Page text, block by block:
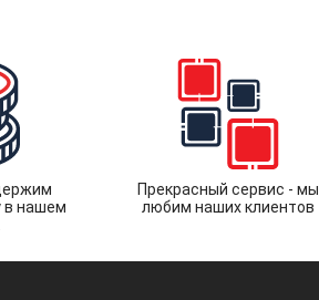
в нашем
Прекрасный сервис - мы
любим наших клиентов